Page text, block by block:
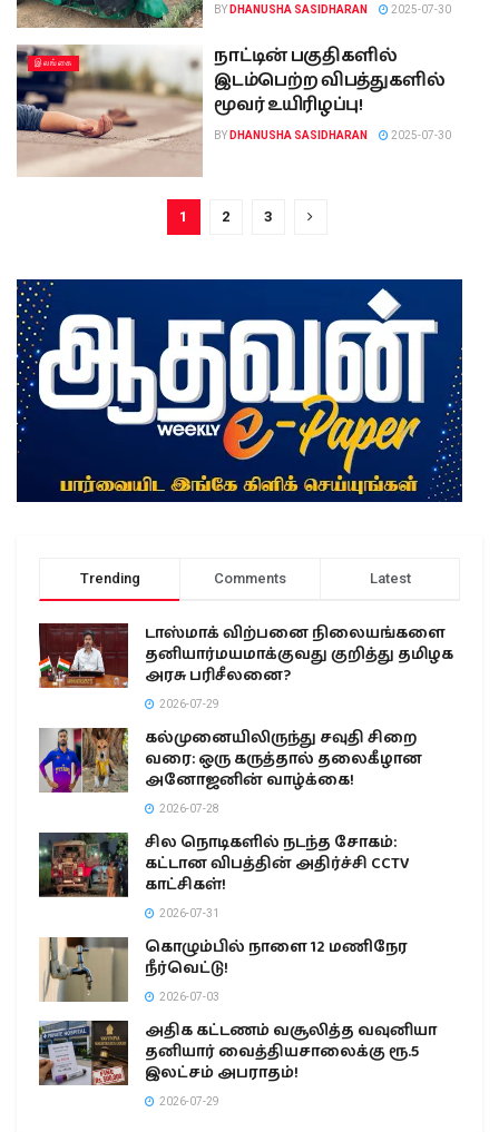
BY DHANUSHA SASIDHARAN 2025-07-30
இலங்கை
நாட்டின் பகுதிகளில்
இடம்பெற்ற விபத்துகளில்
மூவர் உயிரிழப்பு!
BY DHANUSHA SASIDHARAN 2025-07-30
1 2 3
Trending Comments Latest
டாஸ்மாக் விற்பனை நிலையங்களை
தனியார்மயமாக்குவது குறித்து தமிழக
அரசு பரிசீலனை?
2026-07-29
கல்முனையிலிருந்து சவுதி சிறை
வரை: ஒரு கருத்தால் தலைகீழான
அனோஜனின் வாழ்க்கை!
2026-07-28
சில நொடிகளில் நடந்த சோகம்:
கட்டான விபத்தின் அதிர்ச்சி CCTV
காட்சிகள்!
2026-07-31
கொழும்பில் நாளை 12 மணிநேர
நீர்வெட்டு!
2026-07-03
அதிக கட்டணம் வசூலித்த வவுனியா
தனியார் வைத்தியசாலைக்கு ரூ.5
இலட்சம் அபராதம்!
2026-07-29